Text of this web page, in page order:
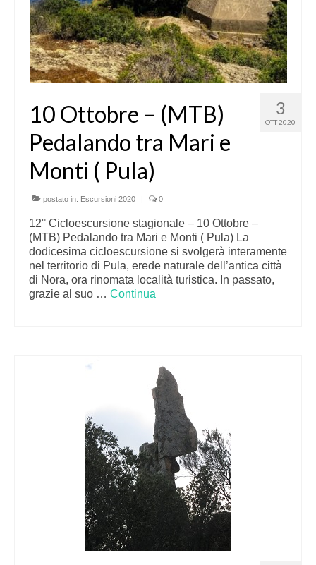
3
OTT 2020
10 Ottobre – (MTB)
Pedalando tra Mari e
Monti ( Pula)
postato in: Escursioni 2020 | 0
12° Cicloescursione stagionale – 10 Ottobre –
(MTB) Pedalando tra Mari e Monti ( Pula) La
dodicesima cicloescursione si svolgerà interamente
nel territorio di Pula, erede naturale dell’antica città
di Nora, ora rinomata località turistica. In passato,
grazie al suo … Continua